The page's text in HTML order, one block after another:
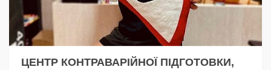
ЦЕНТР КОНТРАВАРІЙНОЇ ПІДГОТОВКИ,